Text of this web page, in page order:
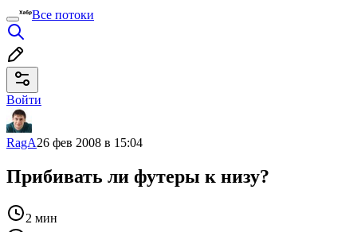
Все потоки
Войти
RagA26 фев 2008 в 15:04
Прибивать ли футеры к низу?
2 мин